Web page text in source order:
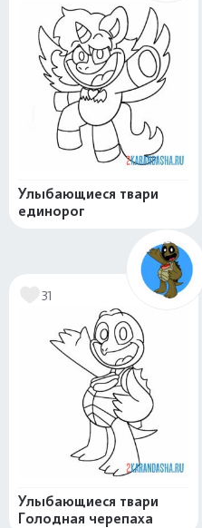
Улыбающиеся твари
единорог
31
Улыбающиеся твари
Голодная черепаха